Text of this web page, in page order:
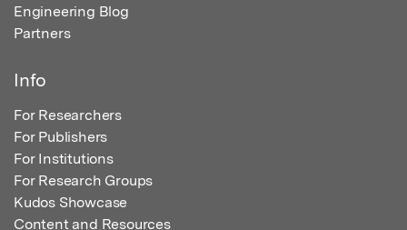
Engineering Blog
Partners
Info
For Researchers
For Publishers
For Institutions
For Research Groups
Kudos Showcase
Content and Resources